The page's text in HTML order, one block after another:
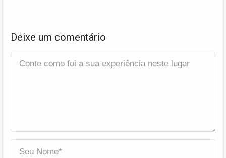
Deixe um comentário